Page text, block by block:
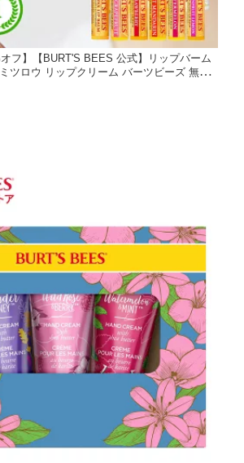
オフ】【BURT'S BEES 公式】リップバーム
ツロウ リップクリーム バーツビーズ 無添
ス 蜂蜜 ハチミツ ココナッツオイル 自然由
料不使用 BURTS BEES